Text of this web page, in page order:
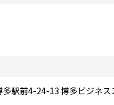
多駅前4-24-13 博多ビジネス